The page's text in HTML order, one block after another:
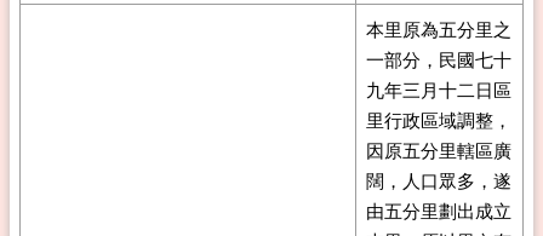
本里原為五分里之
一部分，民國七十
九年三月十二日區
里行政區域調整，
因原五分里轄區廣
闊，人口眾多，遂
由五分里劃出成立